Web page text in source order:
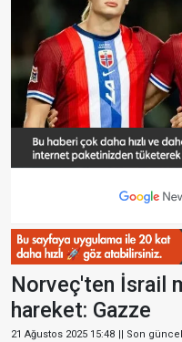
Norveç'ten İsrail
hareket: Gazze
21 Ağustos 2025 15:48 || Son